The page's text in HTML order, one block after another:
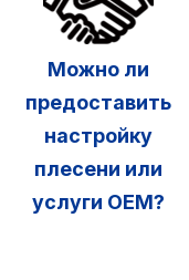
Можно ли
предоставить
настройку
плесени или
услуги OEM?